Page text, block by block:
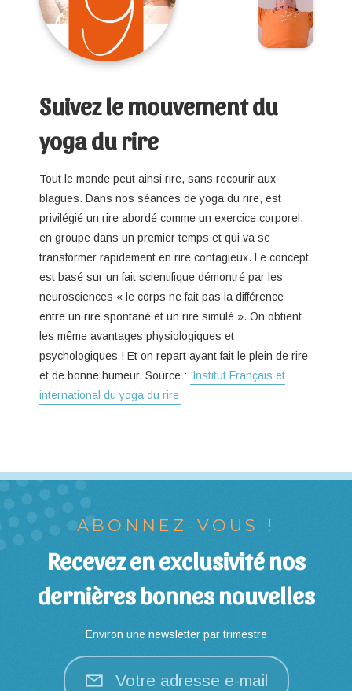
Suivez le mouvement du
yoga du rire
Tout le monde peut ainsi rire, sans recourir aux
blagues. Dans nos séances de yoga du rire, est
privilégié un rire abordé comme un exercice corporel,
en groupe dans un premier temps et qui va se
transformer rapidement en rire contagieux. Le concept
est basé sur un fait scientifique démontré par les
neurosciences « le corps ne fait pas la différence
entre un rire spontané et un rire simulé ». On obtient
les même avantages physiologiques et
psychologiques ! Et on repart ayant fait le plein de rire
et de bonne humeur. Source : Institut Français et
international du yoga du rire
ABONNEZ-VOUS !
Recevez en exclusivité nos
dernières bonnes nouvelles
Environ une newsletter par trimestre
Votre adresse e-mail